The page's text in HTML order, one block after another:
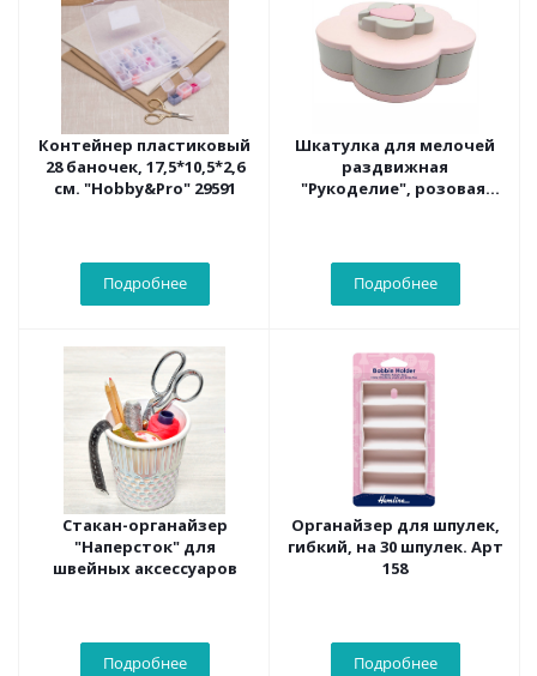
Контейнер пластиковый
28 баночек, 17,5*10,5*2,6
см. "Hobby&Pro" 29591
Подробнее
Шкатулка для мелочей
раздвижная
"Рукоделие", розовая,
Подробнее
Стакан-органайзер
"Наперсток" для
швейных аксессуаров
Подробнее
Органайзер для шпулек,
гибкий, на 30 шпулек. Арт
158
Подробнее